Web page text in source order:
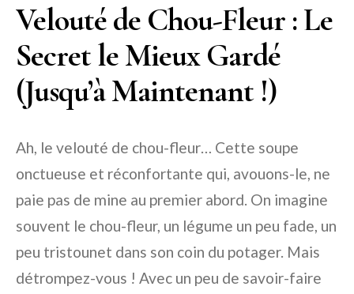
Velouté de Chou-Fleur : Le
Secret le Mieux Gardé
(Jusqu’à Maintenant !)
Ah, le velouté de chou-fleur… Cette soupe
onctueuse et réconfortante qui, avouons-le, ne
paie pas de mine au premier abord. On imagine
souvent le chou-fleur, un légume un peu fade, un
peu tristounet dans son coin du potager. Mais
détrompez-vous ! Avec un peu de savoir-faire